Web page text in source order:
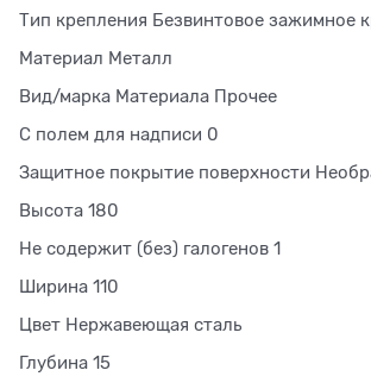
Тип крепления Безвинтовое зажимное
Материал Металл
Вид/марка Материала Прочее
С полем для надписи 0
Защитное покрытие поверхности
Высота 180
Не содержит (без) галогенов 1
Ширина 110
Цвет Нержавеющая сталь
Глубина 15